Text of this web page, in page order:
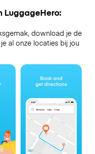
LuggageHero:
download je de
al onze locaties bij jou